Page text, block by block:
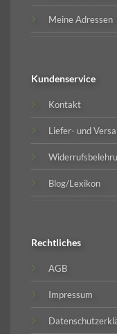
Meine Adressen
Kundenservice
Kontakt
Liefer- und
Blog/Lexikon
Rechtliches
AGB
Impressum